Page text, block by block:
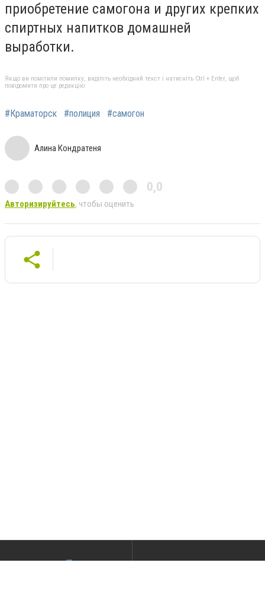
приобретение самогона и других крепких
спиртных напитков домашней
выработки.
Якщо ви помітили помилку, виділіть необхідний текст і натисніть Ctrl + Enter, щоб
повідомити про це редакцію
#Краматорск #полиция #самогон
Алина Кондратеня
0,0
Авторизируйтесь, чтобы оценить